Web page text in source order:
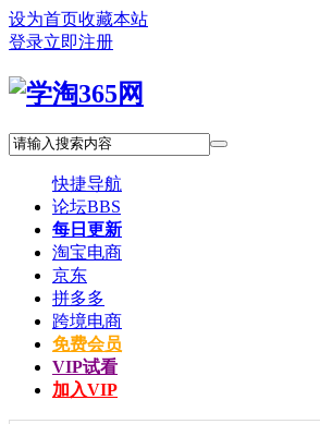
设为首页收藏本站
登录立即注册
快捷导航
论坛BBS
每日更新
淘宝电商
京东
拼多多
跨境电商
免费会员
VIP试看
加入VIP